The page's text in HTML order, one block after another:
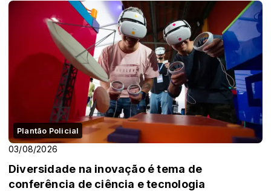
Plantão Policial
03/08/2026
Diversidade na inovação é tema de
conferência de ciência e tecnologia